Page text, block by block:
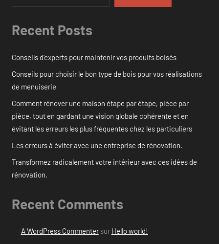
Recent Posts
Conseils d’experts pour maintenir vos produits boisés
Conseils pour choisir le bon type de bois pour vos réalisations
de menuiserie
Comment rénover une maison étape par étape, pièce par
pièce, tout en gardant une vision globale cohérente et en
évitant les erreurs les plus fréquentes chez les particuliers
Les erreurs à éviter avec une entreprise de rénovation.
Transformez radicalement votre intérieur avec ces idées de
rénovation.
Recent Comments
A WordPress Commentersur Hello world!